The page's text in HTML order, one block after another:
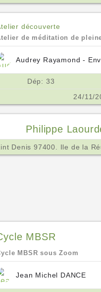
découverte
de méditation de
Dép: 33
24/11/
Philippe
MBSR
MBSR sous Zoom
Jean Michel DANCE